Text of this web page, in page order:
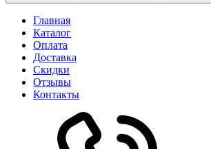
Главная
Каталог
Оплата
Доставка
Скидки
Отзывы
Контакты